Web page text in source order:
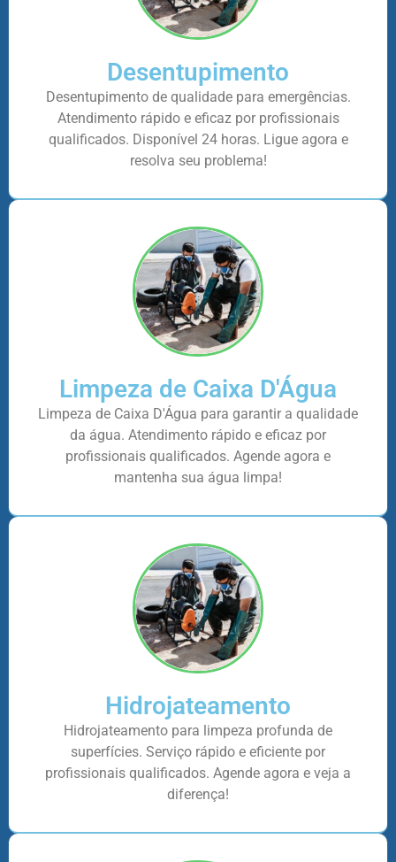
Desentupimento
Desentupimento de qualidade para emergências.
Atendimento rápido e eficaz por profissionais
qualificados. Disponível 24 horas. Ligue agora e
resolva seu problema!
Limpeza de Caixa D'Água
Limpeza de Caixa D'Água para garantir a qualidade
da água. Atendimento rápido e eficaz por
profissionais qualificados. Agende agora e
mantenha sua água limpa!
Hidrojateamento
Hidrojateamento para limpeza profunda de
superfícies. Serviço rápido e eficiente por
profissionais qualificados. Agende agora e veja a
diferença!